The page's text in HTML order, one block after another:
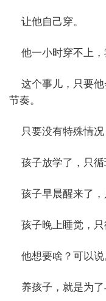
让他自己穿。
他一小时穿不上，
这个事儿，只要他
节奏。
只要没有特殊情况
孩子放学了，只循
孩子早晨醒来了，
孩子晚上睡觉，只
他想要啥？可以说
养孩子，就是为了